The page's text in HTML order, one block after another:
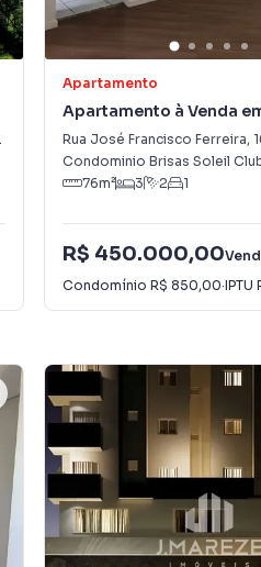
Apartamento
Apartamento à Venda
Vale do Sol
Rua José Francisco Ferreira,
Condominio Brisas Soleil
76m² 3 2 1
R$ 450.000,00
Condomínio R$ 850,00·IPTU